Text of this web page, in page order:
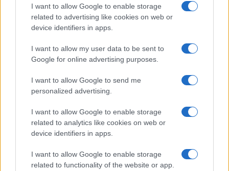
I want to allow Google to enable storage
related to advertising like cookies on web or
device identifiers in apps.
I want to allow my user data to be sent to
Google for online advertising purposes.
I want to allow Google to send me
personalized advertising.
I want to allow Google to enable storage
related to analytics like cookies on web or
device identifiers in apps.
I want to allow Google to enable storage
related to functionality of the website or app.
della ribellione popolare dell’aprile 2018, il
vescovo ha protetto gli studenti nelle strade,
armato di un crocifisso e in mezzo alla brutale
repressione delle forze sandiniste.
Paolo Manzo, 10 luglio 2023
Tutto sull’America Latina e il suo impatto su
economia e politica del vecchio continente. Iscriviti
gratis alla newsletter di Paolo